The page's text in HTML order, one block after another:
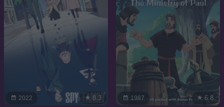
2022 8.3 1987 6.8